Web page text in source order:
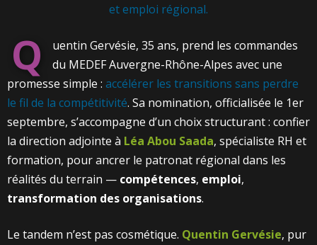
et emploi régional.
Q
uentin Gervésie, 35 ans, prend les commandes
du MEDEF Auvergne-Rhône-Alpes avec une
promesse simple : accélérer les transitions sans perdre
le fil de la compétitivité. Sa nomination, officialisée le 1er
septembre, s’accompagne d’un choix structurant : confier
la direction adjointe à Léa Abou Saada, spécialiste RH et
formation, pour ancrer le patronat régional dans les
réalités du terrain — compétences, emploi,
transformation des organisations.
Le tandem n’est pas cosmétique. Quentin Gervésie, pur